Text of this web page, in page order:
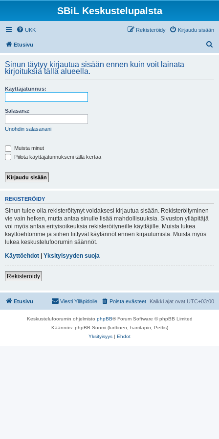
SBiL Keskustelupalsta
UKK Kirjaudu sisään
Rekisteröidy
Etusivu
i
Sinun täytyy kirjautua sisään ennen kuin voit lainata
kirjoituksia tällä alueella.
Käyttäjätunnus:
Salasana:
Unohdin salasanani
Muista minut
Piilota käyttäjätunnukseni tällä kertaa
REKISTERÖIDY
Sinun tulee olla rekisteröitynyt voidaksesi kirjautua sisään. Rekisteröityminen
vie vain hetken, mutta antaa sinulle lisää mahdollisuuksia. Sivuston ylläpitäjä
voi myös antaa erityisoikeuksia rekisteröityneille käyttäjille. Muista lukea
käyttöehtomme ja siihen liittyvät käytännöt ennen kirjautumista. Muista myös
lukea keskustelufoorumin säännöt.
Käyttöehdot | Yksityisyyden suoja
Rekisteröidy
Etusivu Kaikki ajat ovat UTC+03:00
Poista evästeet
Viesti Ylläpidolle
Keskustelufoorumin ohjelmisto phpBB® Forum Software © phpBB Limited
Käännös: phpBB Suomi (lurttinen, harritapio, Pettis)
Yksityisyys | Ehdot